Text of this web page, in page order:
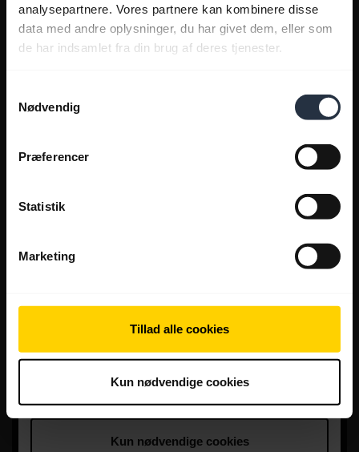
analysepartnere. Vores partnere kan kombinere disse
data med andre oplysninger, du har givet dem, eller som
de har indsamlet fra din brug af deres tjenester.
Nødvendig
Præferencer
Statistik
Marketing
Tillad alle cookies
Kun nødvendige cookies